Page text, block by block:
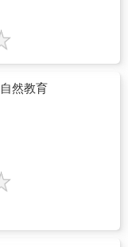
一、教育往往忽略
能因材施教十三、
導教育，但弱勢孩子
的孩子有足夠的英文
對小學生有品質管制
六、告訴偏遠地區
數學教育八、改善
的基本部分十二、
四、將難題融入教
、孩子絕對不能太用
會大眾甚多的議論
背後，這個號稱
改革大業的本質、意
析這些政策文件的教
樣，既有從資源分
程理論闡釋改革的
發展及改革非常重
文十八篇，分導論、
討教育?革在各個不
的目的是希望為廿
劃一個配合社會發展
然教育